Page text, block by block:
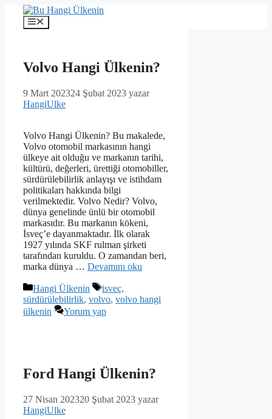
İçeriğe
Menü
Volvo Hangi Ülkenin?
9 Mart 202324 Şubat 2023 yazar
HangiUlke
Volvo Hangi Ülkenin? Bu makalede,
Volvo otomobil markasının hangi
ülkeye ait olduğu ve markanın tarihi,
kültürü, değerleri, ürettiği otomobiller,
sürdürülebilirlik anlayışı ve istihdam
politikaları hakkında bilgi
verilmektedir. Volvo Nedir? Volvo,
dünya genelinde ünlü bir otomobil
markasıdır. Bu markanın kökeni,
İsveç’e dayanmaktadır. İlk olarak
1927 yılında SKF rulman şirketi
tarafından kuruldu. O zamandan beri,
marka dünya … Devamını oku
Kategoriler
Hangi Ülkenin Etiketler
isveç,
sürdürülebilirlik, volvo, volvo hangi
ülkenin
Yorum yap
Ford Hangi Ülkenin?
27 Nisan 202320 Şubat 2023 yazar
HangiUlke